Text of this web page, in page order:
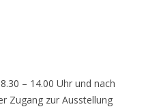
– 14.00 Uhr und nach
Zugang zur Ausstellung